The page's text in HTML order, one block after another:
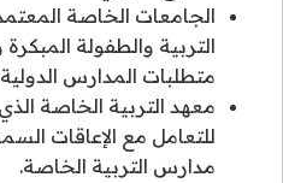
الجامعات الخاصة
التربية والطفولة المبكرة
متطلبات المدارس
معهد التربية الخاصة
للتعامل مع الإعاقات
مدارس التربية الخاصة.